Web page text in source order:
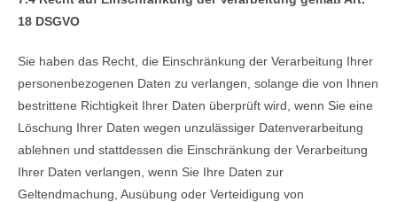
18 DSGVO
Sie haben das Recht, die Einschränkung der Verarbeitung Ihrer
personenbezogenen Daten zu verlangen, solange die von Ihnen
bestrittene Richtigkeit Ihrer Daten überprüft wird, wenn Sie eine
Löschung Ihrer Daten wegen unzulässiger Datenverarbeitung
ablehnen und stattdessen die Einschränkung der Verarbeitung
Ihrer Daten verlangen, wenn Sie Ihre Daten zur
Geltendmachung, Ausübung oder Verteidigung von